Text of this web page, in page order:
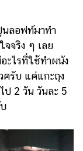
ลอฟท์มาทำ
จริง ๆ เลย
ะไรที่ใช้ทำผนัง
ครับ แค่แกะถุง
ป 2 วัน วันละ 5